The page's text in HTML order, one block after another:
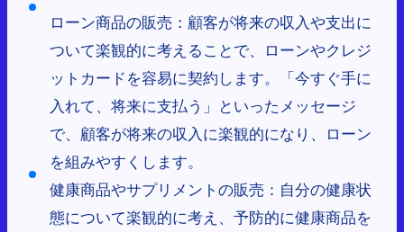
ローン商品の販売：顧客が将来の収入や支出に
ついて楽観的に考えることで、ローンやクレジ
ットカードを容易に契約します。「今すぐ手に
入れて、将来に支払う」といったメッセージ
で、顧客が将来の収入に楽観的になり、ローン
を組みやすくします。
健康商品やサプリメントの販売：自分の健康状
態について楽観的に考え、予防的に健康商品を